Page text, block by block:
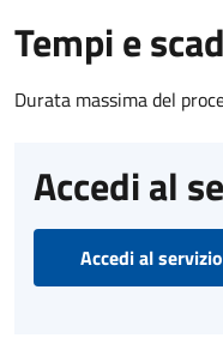
Tempi e
Durata massima del
Accedi al
Accedi al servizio